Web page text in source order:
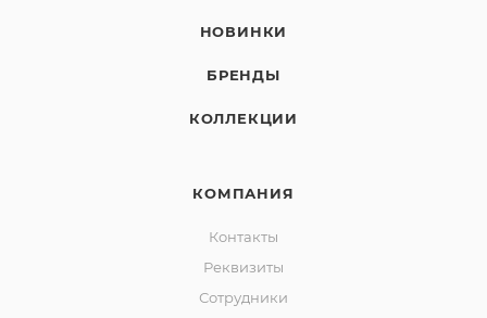
НОВИНКИ
БРЕНДЫ
КОЛЛЕКЦИИ
КОМПАНИЯ
Контакты
Реквизиты
Сотрудники